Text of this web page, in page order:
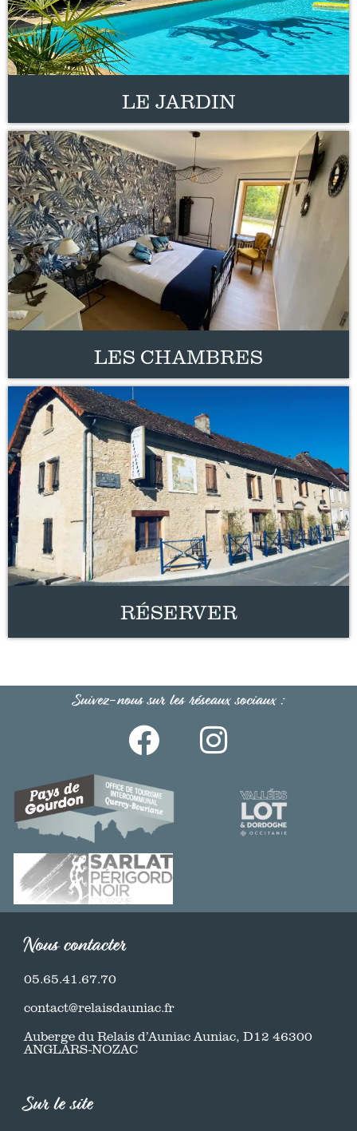
LE JARDIN
LES CHAMBRES
RÉSERVER
Suivez-nous sur les réseaux sociaux :
Nous contacter
05.65.41.67.70
contact@relaisdauniac.fr
Auberge du Relais d’Auniac Auniac, D12 46300
ANGLARS-NOZAC
Sur le site